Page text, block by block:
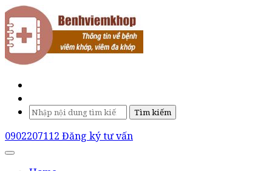
Tìm kiếm
0902207112 Đăng ký tư vấn